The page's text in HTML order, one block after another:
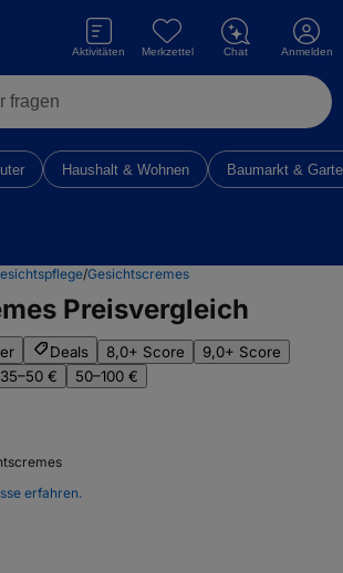
fragen
Aktivitäten Merkzettel Chat Anmelden
Haushalt & Wohnen Baumarkt &
/Gesichtscremes
Preisvergleich
Deals 8,0+ Score
9,0+ Score
35–50 €
50–100 €
erfahren.